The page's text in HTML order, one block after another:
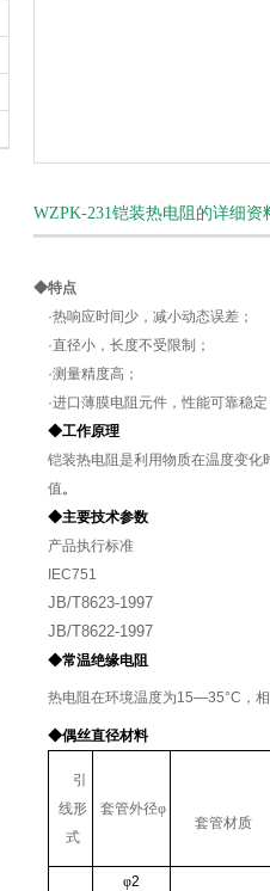
WZPK-231铠装热电阻的详细资
◆特点
·热响应时间少，减小动态误差；
·直径小，长度不受限制；
·测量精度高；
·进口薄膜电阻元件，性能可靠稳
◆工作原理
铠装热电阻是利用物质在温度变
值。
◆主要技术参数
产品执行标准
IEC751
JB/T8623-1997
JB/T8622-1997
◆常温绝缘电阻
热电阻在环境温度为15—35°C ，
◆偶丝直径材料
引
线形
式
套管外径φ
套管材质
φ2